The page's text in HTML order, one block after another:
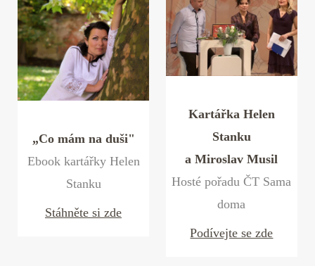
„Co mám na duši"
Ebook kartářky Helen
Stanku
Stáhněte si zde
Kartářka Helen
Stanku
a Miroslav Musil
Hosté pořadu ČT Sama
doma
Podívejte se zde